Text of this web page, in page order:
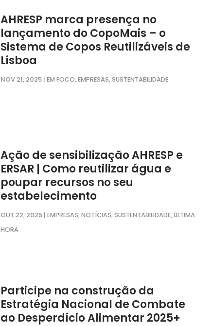
AHRESP marca presença no
lançamento do CopoMais – o
Sistema de Copos Reutilizáveis de
Lisboa
NOV 21, 2025 |EM FOCO,EMPRESAS,SUSTENTABILIDADE
Ação de sensibilização AHRESP e
ERSAR | Como reutilizar água e
poupar recursos no seu
estabelecimento
OUT 22, 2025 |EMPRESAS,NOTÍCIAS,SUSTENTABILIDADE,ÚLTIMA
HORA
Participe na construção da
Estratégia Nacional de Combate
ao Desperdício Alimentar 2025+